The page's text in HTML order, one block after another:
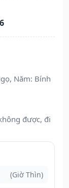
Năm: Bính
được, đi
(Giờ Thìn)